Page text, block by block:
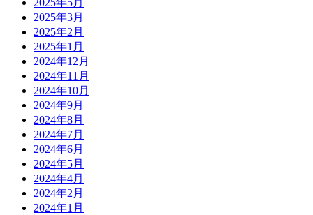
2025年3月
2025年2月
2025年1月
2024年12月
2024年11月
2024年10月
2024年9月
2024年8月
2024年7月
2024年6月
2024年5月
2024年4月
2024年2月
2024年1月